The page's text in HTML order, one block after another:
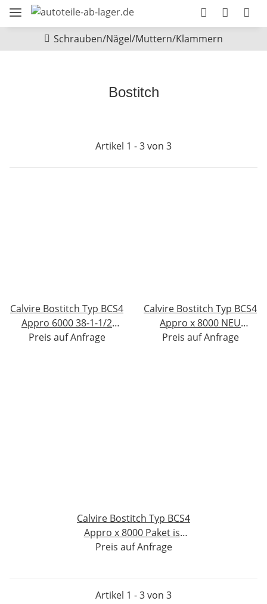
Schrauben/Nägel/Muttern/Klammern
Bostitch
Artikel 1 - 3 von 3
Calvire Bostitch Typ BCS4
Appro 6000 38-1-1/2
11228049 Paket ist offen
Preis auf Anfrage
Calvire Bostitch Typ BCS4
Appro x 8000 NEU
#W354-250
Preis auf Anfrage
Calvire Bostitch Typ BCS4
Appro x 8000 Paket ist
offen ca 1800 Klammern
Preis auf Anfrage
Artikel 1 - 3 von 3